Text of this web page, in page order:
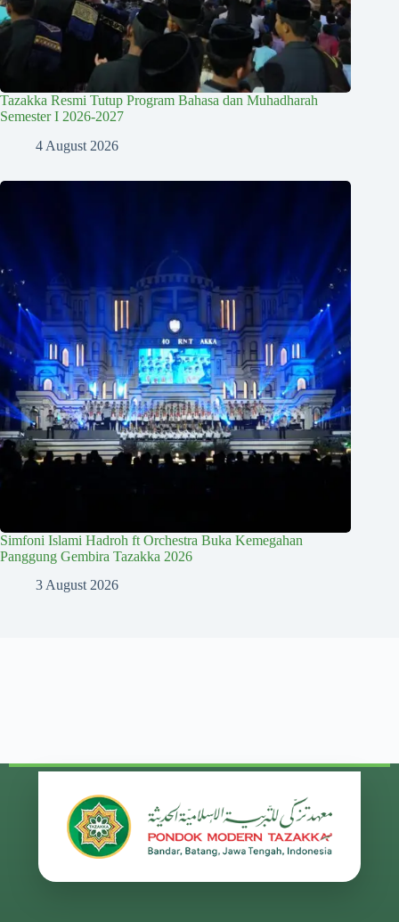
Tazakka Resmi Tutup Program Bahasa dan Muhadharah
Semester I 2026-2027
4 August 2026
Simfoni Islami Hadroh ft Orchestra Buka Kemegahan
Panggung Gembira Tazakka 2026
3 August 2026